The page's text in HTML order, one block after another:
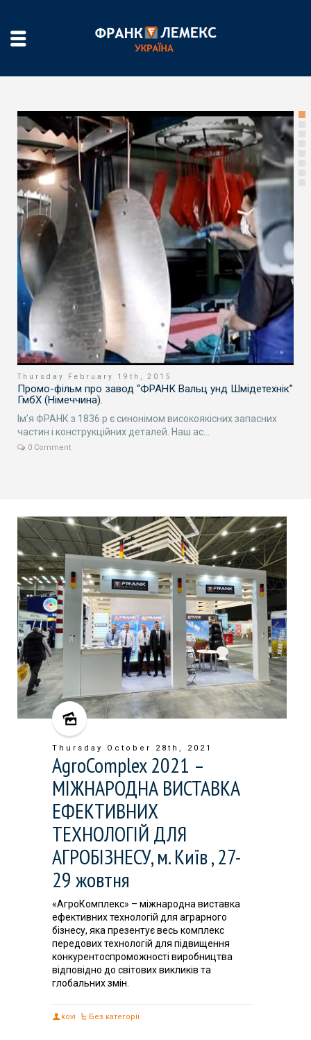
Thursday February 19th, 2015
Промо-фільм про завод “ФРАНК Вальц унд Шмідетехнік”
ГмбХ (Німеччина).
Ім’я ФРАНК з 1836 р є синонімом високоякісних запасних
частин і конструкційних деталей. Наш ас...
0 Comment
Thursday October 28th, 2021
AgroComplex 2021 –
МІЖНАРОДНА ВИСТАВКА
ЕФЕКТИВНИХ
ТЕХНОЛОГІЙ ДЛЯ
АГРОБІЗНЕСУ, м. Київ , 27-
29 жовтня
«АгроКомплекс» – міжнародна виставка
ефективних технологій для аграрного
бізнесу, яка презентує весь комплекс
передових технологій для підвищення
конкурентоспроможності виробництва
відповідно до світових викликів та
глобальних змін.
kovi Без категорії